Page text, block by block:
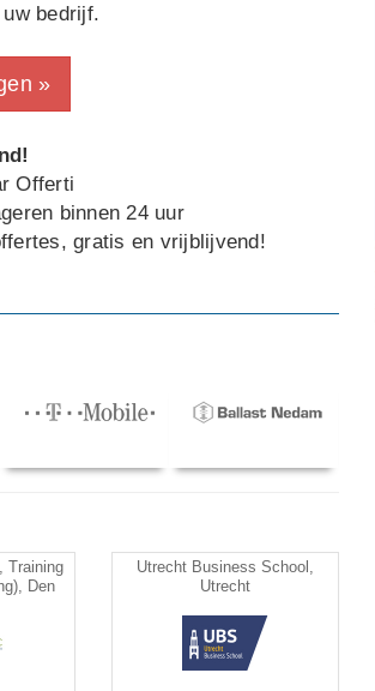
bedrijf.
»
Offerti
binnen 24 uur
gratis en vrijblijvend!
Training
Den
Utrecht Business School,
Utrecht